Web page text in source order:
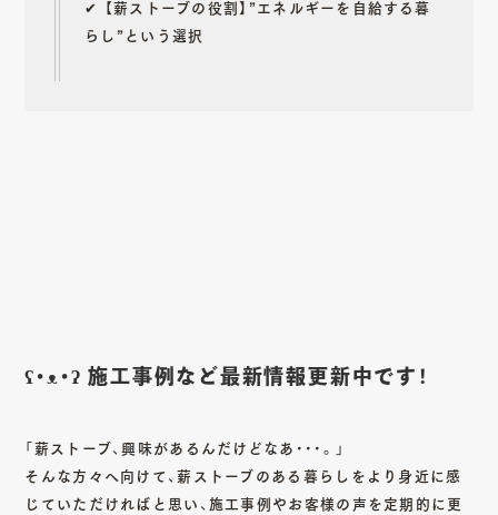
✔︎ 【薪ストーブの役割】”エネルギーを自給する暮
らし”という選択
ʕ•ᴥ•ʔ 施工事例など最新情報更新中です！
「薪ストーブ、興味があるんだけどなあ・・・。」
そんな方々へ向けて、薪ストーブのある暮らしをより身近に感
じていただければと思い、施工事例やお客様の声を定期的に更